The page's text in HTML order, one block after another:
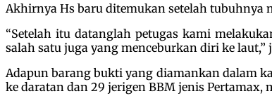
Akhirnya Hs baru ditemukan setelah
“Setelah itu datanglah petugas kami
salah satu juga yang menceburkan diri ke laut,”
Adapun barang bukti yang diamankan dalam
ke daratan dan 29 jerigen BBM jenis Pertamax,